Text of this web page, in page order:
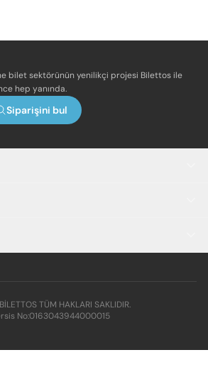
bilet sektörünün yenilikçi projesi Bilettos ile
hep yanında.
Siparişini bul
TÜM HAKLARI SAKLIDIR.
No:0163043944000015